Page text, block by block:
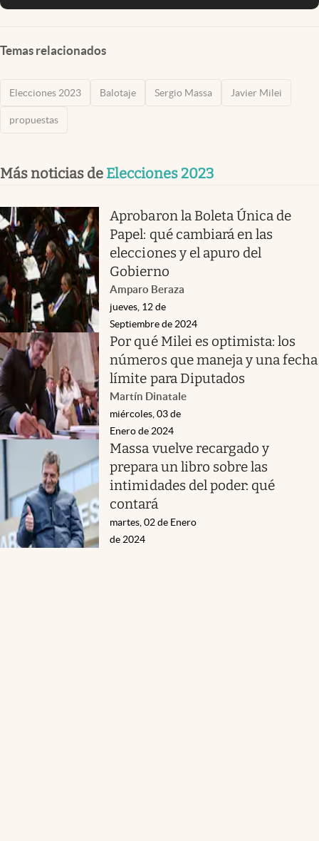
Temas relacionados
Elecciones 2023 Balotaje Sergio Massa Javier Milei
propuestas
Más noticias de Elecciones 2023
Aprobaron la Boleta Única de
Papel: qué cambiará en las
elecciones y el apuro del
Gobierno
Amparo Beraza
jueves, 12 de
Septiembre de 2024
Por qué Milei es optimista: los
números que maneja y una fecha
límite para Diputados
Martín Dinatale
miércoles, 03 de
Enero de 2024
Massa vuelve recargado y
prepara un libro sobre las
intimidades del poder: qué
contará
martes, 02 de Enero
de 2024